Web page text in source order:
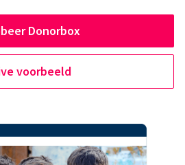
Donorbox
voorbeeld